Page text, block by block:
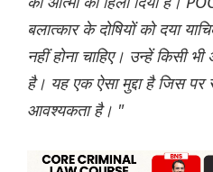
बलात्कार के दोषियों को दया
नहीं होना चाहिए। उन्हें किसी
है। यह एक ऐसा मुद्दा है जिस
आवश्यकता है। "